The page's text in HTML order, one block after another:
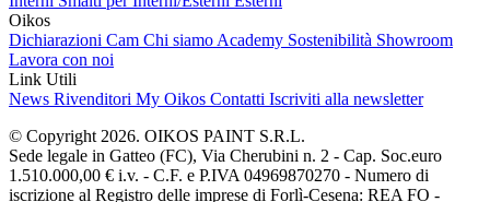
Oikos
Dichiarazioni Cam Chi siamo Academy Sostenibilità Showroom
Lavora con noi
Link Utili
News Rivenditori My Oikos Contatti Iscriviti alla newsletter
© Copyright 2026. OIKOS PAINT S.R.L.
Sede legale in Gatteo (FC), Via Cherubini n. 2 - Cap. Soc.euro
1.510.000,00 € i.v. - C.F. e P.IVA 04969870270 - Numero di
iscrizione al Registro delle imprese di Forlì-Cesena: REA FO -